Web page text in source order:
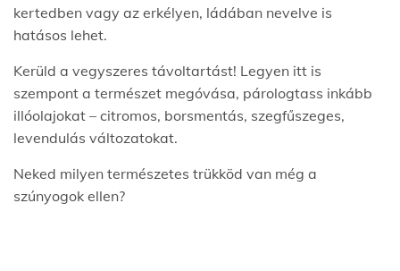
kertedben vagy az erkélyen, ládában nevelve is
hatásos lehet.
Kerüld a vegyszeres távoltartást! Legyen itt is
szempont a természet megóvása, párologtass inkább
illóolajokat – citromos, borsmentás, szegfűszeges,
levendulás változatokat.
Neked milyen természetes trükköd van még a
szúnyogok ellen?